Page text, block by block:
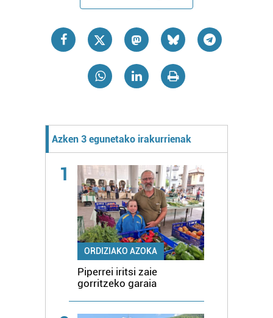
Azken 3 egunetako irakurrienak
1
ORDIZIAKO AZOKA
Piperrei iritsi zaie
gorritzeko garaia